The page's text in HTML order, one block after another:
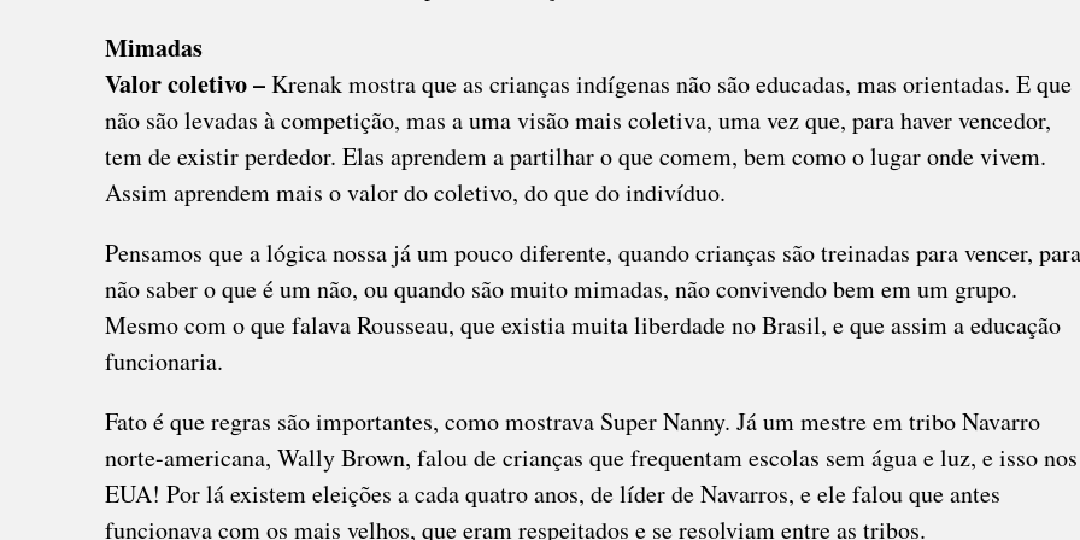
Mimadas
Valor coletivo –Krenak mostra que as crianças indígenas não são educadas, mas orientadas. E que
não são levadas à competição, mas a uma visão mais coletiva, uma vez que, para haver vencedor,
tem de existir perdedor. Elas aprendem a partilhar o que comem, bem como o lugar onde vivem.
Assim aprendem mais o valor do coletivo, do que do indivíduo.
Pensamos que a lógica nossa já um pouco diferente, quando crianças são treinadas para vencer, para
não saber o que é um não, ou quando são muito mimadas, não convivendo bem em um grupo.
Mesmo com o que falava Rousseau, que existia muita liberdade no Brasil, e que assim a educação
funcionaria.
Fato é que regras são importantes, como mostrava Super Nanny. Já um mestre em tribo Navarro
norte-americana, Wally Brown, falou de crianças que frequentam escolas sem água e luz, e isso nos
EUA! Por lá existem eleições a cada quatro anos, de líder de Navarros, e ele falou que antes
funcionava com os mais velhos, que eram respeitados e se resolviam entre as tribos.